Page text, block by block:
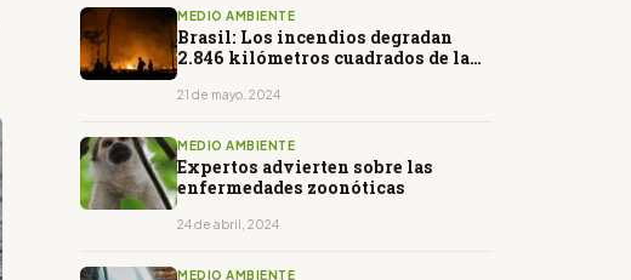
MEDIO AMBIENTE
Brasil: Los incendios degradan
2.846 kilómetros cuadrados de la
21 de mayo, 2024
MEDIO AMBIENTE
Expertos advierten sobre las
enfermedades zoonóticas
24 de abril, 2024
MEDIO AMBIENTE